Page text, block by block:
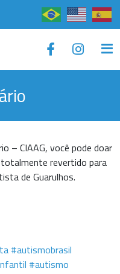
×
– CIAAG, você pode doar
revertido para
de Guarulhos.
#autismobrasil
#autismo